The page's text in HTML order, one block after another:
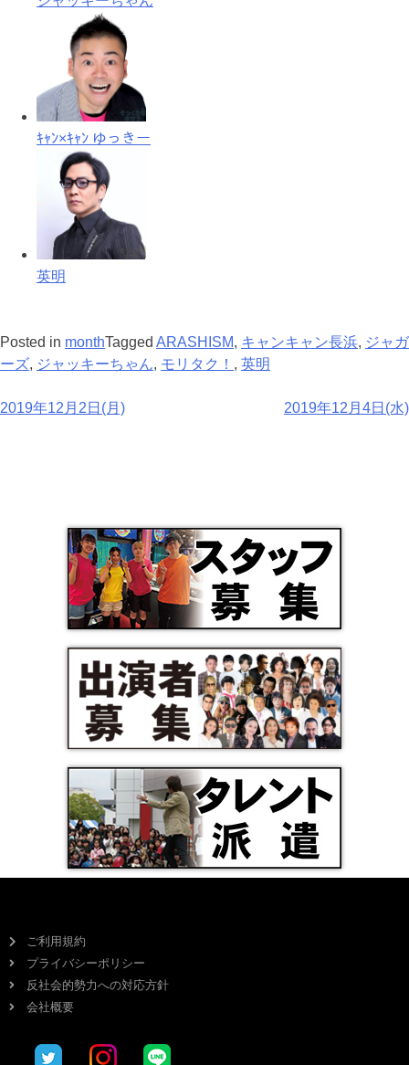
ｷｬﾝ×ｷｬﾝ ゆっきー
英明
Posted in monthTagged ARASHISM, キャンキャン長浜, ジャガ
ーズ, ジャッキーちゃん, モリタク！ , 英明
2019年12月2日(月) 2019年12月4日(水)
ご利用規約
プライバシーポリシー
反社会的勢力への対応方針
会社概要